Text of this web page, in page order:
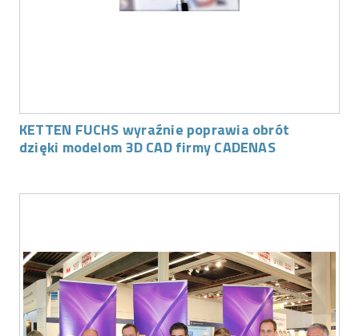
KETTEN FUCHS wyraźnie poprawia obrót
dzięki modelom 3D CAD firmy CADENAS